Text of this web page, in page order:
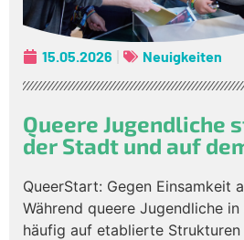
15.05.2026 Neuigkeiten
Queere Jugendliche
der Stadt und auf
QueerStart: Gegen Einsamkeit
Während queere Jugendliche
häufig auf etablierte